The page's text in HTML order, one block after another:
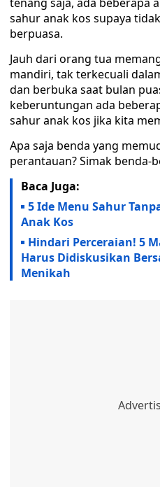
sahur anak kos supaya
berpuasa.
Jauh dari orang tua
mandiri, tak terkecuali
dan berbuka saat bulan
keberuntungan ada
sahur anak kos jika kita
Apa saja benda yang
perantauan? Simak benda-
Baca Juga:
5 Ide Menu Sahur
Anak Kos
Hindari Perceraian! 5
Harus Didiskusikan
Menikah